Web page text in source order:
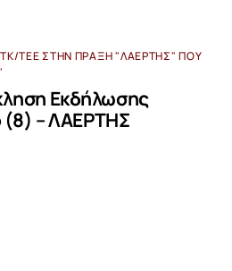
ΤΕΕ ΣΤΗΝ ΠΡΆΞΗ "ΛΑΕΡΤΗΣ" ΠΟΥ
Εκδήλωσης
(8) – ΛΑΕΡΤΗΣ